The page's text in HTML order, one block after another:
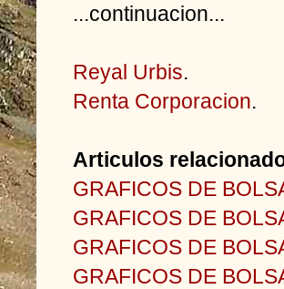
...continuacion...
Reyal Urbis.
Renta Corporacion.
Articulos
GRAFICOS DE
GRAFICOS DE
GRAFICOS DE
GRAFICOS DE